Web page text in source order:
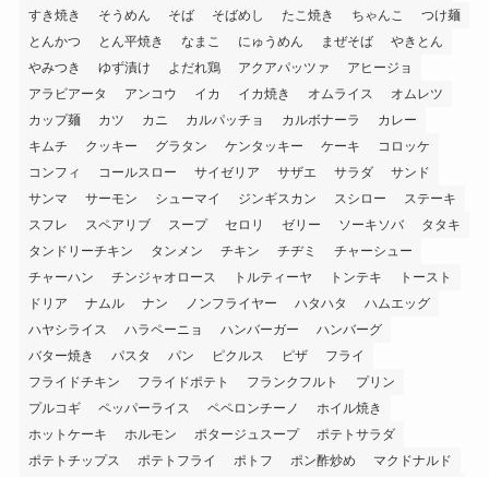
すき焼き
そうめん そば そばめし たこ焼き ちゃんこ
つけ麺
とんかつ
とん平焼き なまこ にゅうめん まぜそば
やきとん
やみつき
ゆず漬け よだれ鶏 アクアパッツァ
アヒージョ
アラビアータ
アンコウ イカ イカ焼き オムライス
オムレツ
カップ麺
カツ カニ カルパッチョ カルボナーラ
カレー
キムチ
クッキー グラタン ケンタッキー ケーキ
コロッケ
コンフィ
コールスロー サイゼリア サザエ サラダ
サンド
サンマ
サーモン シューマイ ジンギスカン スシロー
ステーキ
スフレ
スペアリブ スープ セロリ ゼリー ソーキソバ
タタキ
タンドリーチキン
タンメン チキン チヂミ
チャーシュー
チャーハン
チンジャオロース トルティーヤ トンテキ
トースト
ドリア
ナムル ナン ノンフライヤー ハタハタ
ハムエッグ
ハヤシライス
ハラペーニョ ハンバーガー
ハンバーグ
バター焼き
パスタ パン ピクルス ピザ
フライ
フライドチキン
フライドポテト フランクフルト
プリン
プルコギ
ペッパーライス ペペロンチーノ
ホイル焼き
ホットケーキ
ホルモン ポタージュスープ
ポテトサラダ
ポテトチップス
ポテトフライ ポトフ ポン酢炒め
マクドナルド